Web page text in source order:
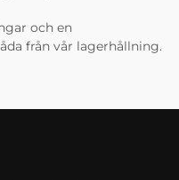
och en
från vår lagerhållning.